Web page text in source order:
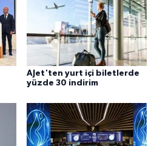
AJet'ten yurt içi biletlerde
yüzde 30 indirim